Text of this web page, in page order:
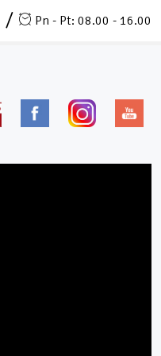
Pn - Pt: 08.00 - 16.00